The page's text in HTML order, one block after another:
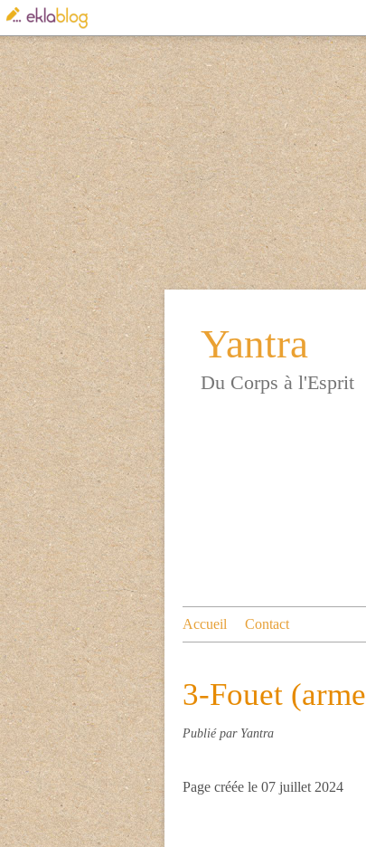
Yantra
Du Corps à l'Esprit
Accueil Contact
3-Fouet
Publié par Yantra
Page créée le 07 juillet 2024